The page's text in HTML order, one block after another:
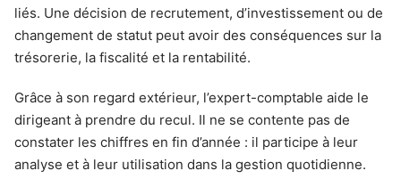
liés. Une décision de recrutement, d’investissement ou de
changement de statut peut avoir des conséquences sur la
trésorerie, la fiscalité et la rentabilité.
Grâce à son regard extérieur, l’expert-comptable aide le
dirigeant à prendre du recul. Il ne se contente pas de
constater les chiffres en fin d’année : il participe à leur
analyse et à leur utilisation dans la gestion quotidienne.